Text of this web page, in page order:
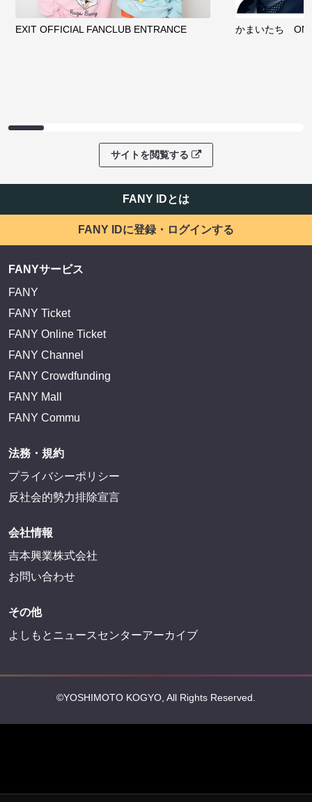
EXIT OFFICIAL FANCLUB ENTRANCE かまいたち
サイトを閲覧する
FANY IDとは
FANY IDに登録・ログインする
FANYサービス
FANY
FANY Ticket
FANY Online Ticket
FANY Channel
FANY Crowdfunding
FANY Mall
FANY Commu
法務・規約
プライバシーポリシー
反社会的勢力排除宣言
会社情報
吉本興業株式会社
お問い合わせ
その他
よしもとニュースセンターアーカイブ
©YOSHIMOTO KOGYO, All Rights Reserved.